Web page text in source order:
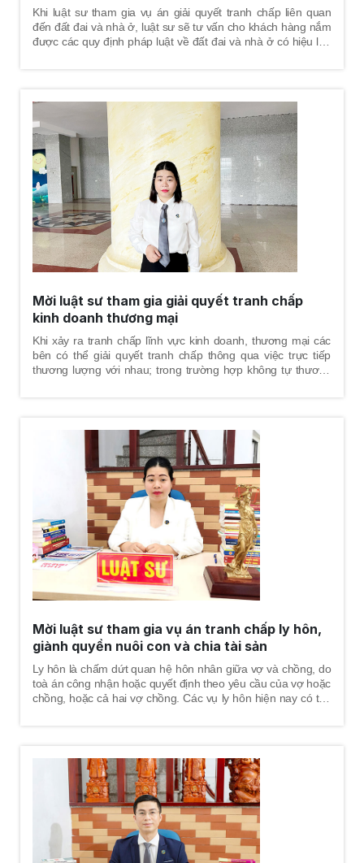
Khi luật sư tham gia vụ án giải quyết tranh chấp liên quan
đến đất đai và nhà ở, luật sư sẽ tư vấn cho khách hàng nắm
được các quy định pháp luật về đất đai và nhà ở có hiệu lực
quyền và lợi ích hợp pháp cho khách hàng. Luật sư sẽ giúp
khách hàng xem xét thời hiệu khởi kiện, đánh giá điều kiện
khởi kiện, xem xét tư cách chủ thể và soạn đơn khởi kiện gửi
đến tòa án có thẩm quyền, tiến hành thu thập chứng cứ, tư
vấn về án phí, kiểm tra đánh giá chứng cứ để trình trước tòa,
soạn thảo đơn từ và các giấy tờ cần thiết khác cho đương
sự, làm việc với cơ quan tố tụng, tranh tụng tại phiên tòa án
các cấp.
Mời luật sư tham gia giải quyết tranh chấp
kinh doanh thương mại
Khi xảy ra tranh chấp lĩnh vực kinh doanh, thương mại các
bên có thể giải quyết tranh chấp thông qua việc trực tiếp
thương lượng với nhau; trong trường hợp không tự thương
tòa án. Riêng đối với hình thức giải quyết tranh chấp thông
qua cơ quan trọng tài thương mại hoặc cơ quan tòa án phải
tuân thủ những yêu cầu và điều kiện nhất định, để được thụ
lý giải quyết theo quy định pháp luật về tố tụng trọng tài và
pháp luật về tố tụng dân sự.
Mời luật sư tham gia vụ án tranh chấp ly hôn,
giành quyền nuôi con và chia tài sản
Ly hôn là chấm dứt quan hệ hôn nhân giữa vợ và chồng, do
toà án công nhận hoặc quyết định theo yêu cầu của vợ hoặc
chồng, hoặc cả hai vợ chồng. Các vụ ly hôn hiện nay có thể
vợ chồng tự thỏa thuận và thống nhất được vấn đề này,
nhưng lại không tự thỏa thuận và thống nhất được vấn đề
khác. Vì vậy, những vấn đề nào vợ và chồng không tự thỏa
thuận - thống nhất được thì sẽ nhờ tòa án giải quyết tranh
chấp theo quy định pháp luật. Việc mời luật sư tham gia vụ
án nhằm tư vấn, bảo vệ tốt nhất quyền và lợi ích hợp pháp
cho khách hàng là điều hết sức cần thiết.